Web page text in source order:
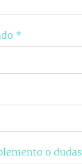
*
o dudas